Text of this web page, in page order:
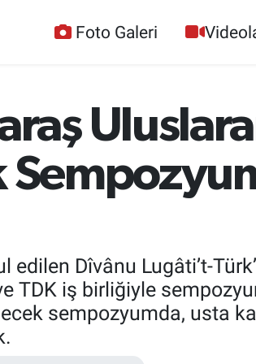
Foto Galeri
Dîvânu Lugâti’t-
TDK iş birliğiyle
sempozyumda, usta